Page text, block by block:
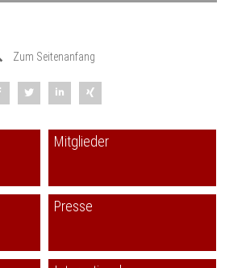
Zum Seitenanfang
Mitglieder
Presse